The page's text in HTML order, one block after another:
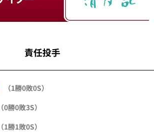
責任投手
（1勝0敗0S）
（0勝0敗3S）
（1勝1敗0S）